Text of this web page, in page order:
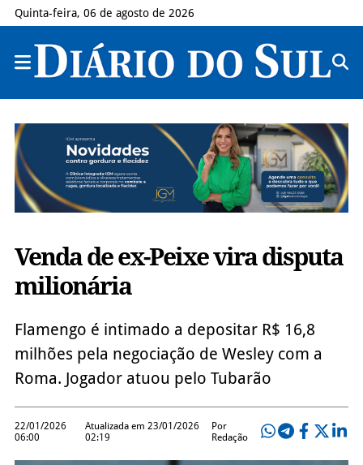
Quinta-feira, 06 de agosto de 2026
Venda de ex-Peixe vira disputa
milionária
Flamengo é intimado a depositar R$ 16,8
milhões pela negociação de Wesley com a
Roma. Jogador atuou pelo Tubarão
22/01/2026
06:00
Atualizada em 23/01/2026
02:19
Por
Redação